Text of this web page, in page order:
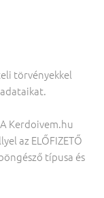
törvényekkel
Kerdoivem.hu
az ELŐFIZETŐ
típusa és